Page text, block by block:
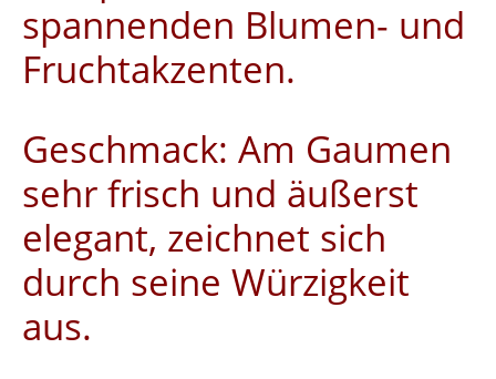
spannenden Blumen- und
Fruchtakzenten.
Geschmack: Am Gaumen
sehr frisch und äußerst
elegant, zeichnet sich
durch seine Würzigkeit
aus.